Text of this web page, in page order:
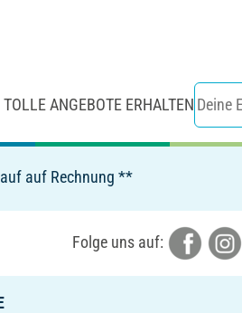
ANGEBOTE ERHALTEN
auf Rechnung **
Folge uns auf: